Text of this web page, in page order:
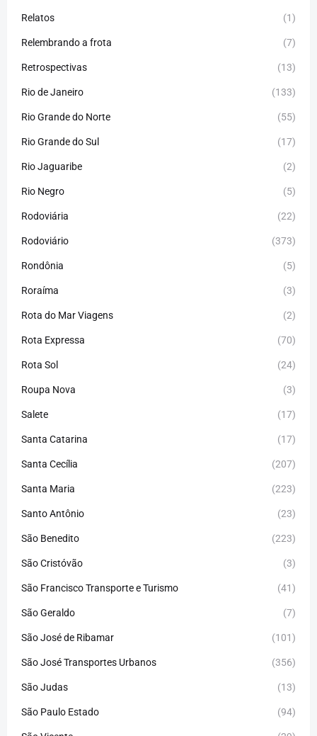
Relatos (1)
Relembrando a frota (7)
Retrospectivas (13)
Rio de Janeiro (133)
Rio Grande do Norte (55)
Rio Grande do Sul (17)
Rio Jaguaribe (2)
Rio Negro (5)
Rodoviária (22)
Rodoviário (373)
Rondônia (5)
Roraíma (3)
Rota do Mar Viagens (2)
Rota Expressa (70)
Rota Sol (24)
Roupa Nova (3)
Salete (17)
Santa Catarina (17)
Santa Cecília (207)
Santa Maria (223)
Santo Antônio (23)
São Benedito (223)
São Cristóvão (3)
São Francisco Transporte e Turismo (41)
São Geraldo (7)
São José de Ribamar (101)
São José Transportes Urbanos (356)
São Judas (13)
São Paulo Estado (94)